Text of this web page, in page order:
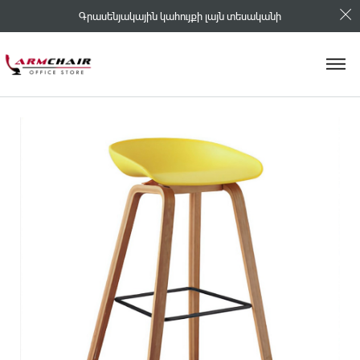
Գրասենյակային կահույքի լայն տեսականի